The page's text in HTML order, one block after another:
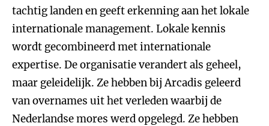
tachtig landen en geeft erkenning aan het lokale
internationale management. Lokale kennis
wordt gecombineerd met internationale
expertise. De organisatie verandert als geheel,
maar geleidelijk. Ze hebben bij Arcadis geleerd
van overnames uit het verleden waarbij de
Nederlandse mores werd opgelegd. Ze hebben